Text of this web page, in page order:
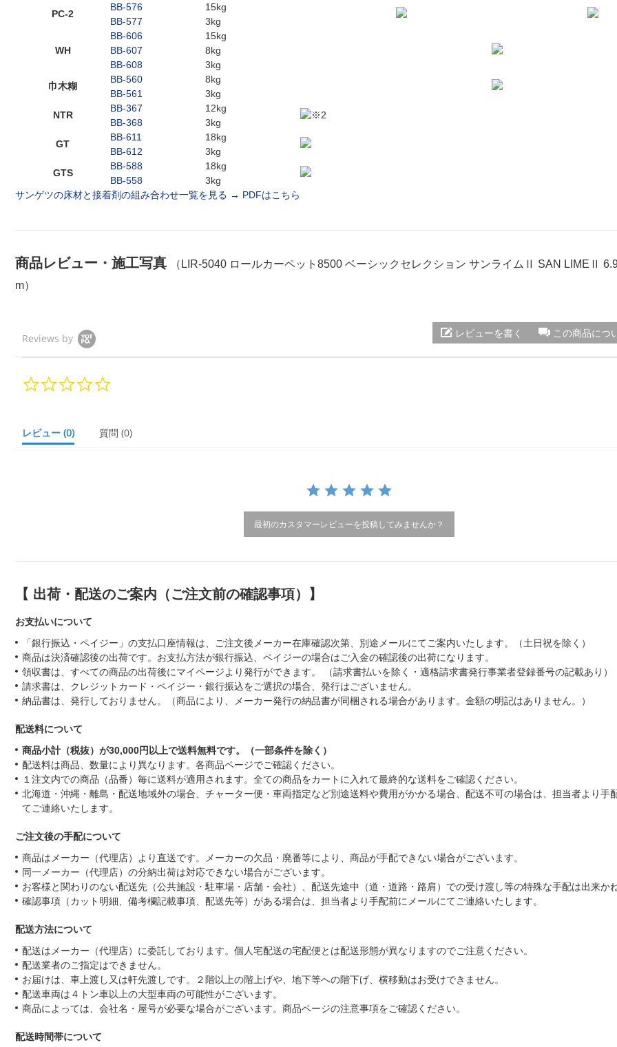
PC-2
BB-576
15kg
BB-577
3kg
WH
BB-606
15kg
BB-607
8kg
BB-608
3kg
巾木糊
BB-560
8kg
BB-561
3kg
NTR
BB-367 12kg
※2
BB-368
3kg
GT
BB-611
18kg
BB-612
3kg
GTS
BB-588
18kg
BB-558
3kg
サンゲツの床材と接着剤の組み合わせ一覧を見る → PDFはこちら
商品レビュー・施工写真
（LIR-5040 ロールカーペット8500 ベーシックセレクション サンライムⅡ SAN LIMEⅡ
m）
Reviews by この商品につ
レビューを書く
a
r
レビュー (0) 質問 (0)
最初のカスタマーレビューを投稿してみませんか？
【 出荷・配送のご案内（ご注文前の確認事項）】
お支払いについて
「銀行振込・ペイジー」の支払口座情報は、ご注文後メーカー在庫確認次第、別途メールにてご案内いたします。（土日祝を除く）
商品は決済確認後の出荷です。お支払方法が銀行振込、ペイジーの場合はご入金の確認後の出荷になります。
領収書は、すべての商品の出荷後にマイページより発行ができます。 （請求書払いを除く・適格請求書発行事業者登録番号の記載あり）
請求書は、クレジットカード・ペイジー・銀行振込をご選択の場合、発行はございません。
納品書は、発行しておりません。（商品により、メーカー発行の納品書が同梱される場合があります。金額の明記はありません。）
配送料について
商品小計（税抜）が30,000円以上で送料無料です。（一部条件を除く）
配送料は商品、数量により異なります。各商品ページでご確認ください。
１注文内での商品（品番）毎に送料が適用されます。全ての商品をカートに入れて最終的な送料をご確認ください。
北海道・沖縄・離島・配送地域外の場合、チャーター便・車両指定など別途送料や費用がかかる場合、配送不可の場合は、担当者より手
てご連絡いたします。
ご注文後の手配について
商品はメーカー（代理店）より直送です。メーカーの欠品・廃番等により、商品が手配できない場合がございます。
同一メーカー（代理店）の分納出荷は対応できない場合がございます。
お客様と関わりのない配送先（公共施設・駐車場・店舗・会社）、配送先途中（道・道路・路肩）での受け渡し等の特殊な手配は出来かね
確認事項（カット明細、備考欄記載事項、配送先等）がある場合は、担当者より手配前にメールにてご連絡いたします。
配送方法について
配送はメーカー（代理店）に委託しております。個人宅配送の宅配便とは配送形態が異なりますのでご注意ください。
配送業者のご指定はできません。
お届けは、車上渡し又は軒先渡しです。２階以上の階上げや、地下等への階下げ、横移動はお受けできません。
配送車両は４トン車以上の大型車両の可能性がございます。
商品によっては、会社名・屋号が必要な場合がございます。商品ページの注意事項をご確認ください。
配送時間帯について